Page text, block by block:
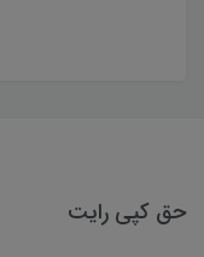
حق کپی رایت